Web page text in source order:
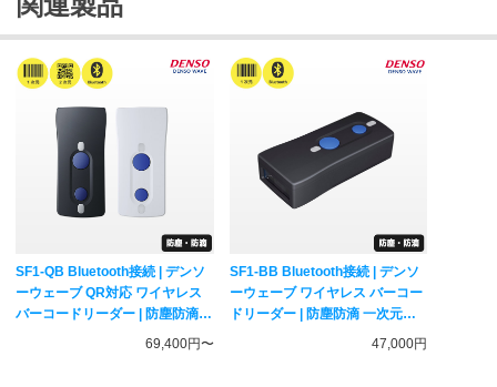
SF1-QB Bluetooth接続 | デンソ
ーウェーブ QR対応 ワイヤレス
バーコードリーダー | 防塵防滴
一次元二次元コード対応 ハンデ
69,400円〜
SF1-BB Bluetooth接続 | デンソ
ーウェーブ ワイヤレス バーコー
ドリーダー | 防塵防滴 一次元コ
ード対応 無線式ハンディスキャ
47,000円